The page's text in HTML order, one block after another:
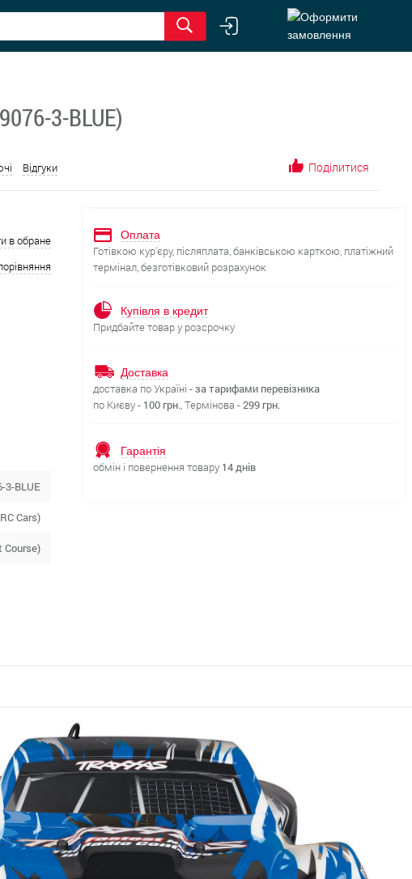
3-BLUE)
Відгуки Поділитися
в обране
3-BLUE
Cars)
Course)
Оплата
Готівкою кур'єру, післяплата, банківською карткою, платіжний
термінал, безготівковий розрахунок
Купівля в кредит
Придбайте товар у розсрочку
Доставка
доставка по Україні -за тарифами перевізника
по Києву - 100 грн., Термінова -299 грн.
Гарантія
обмін і повернення товару 14 днів